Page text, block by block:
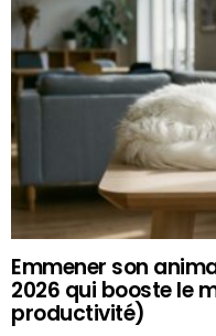
Emmener son
2026 qui booste le
productivité)